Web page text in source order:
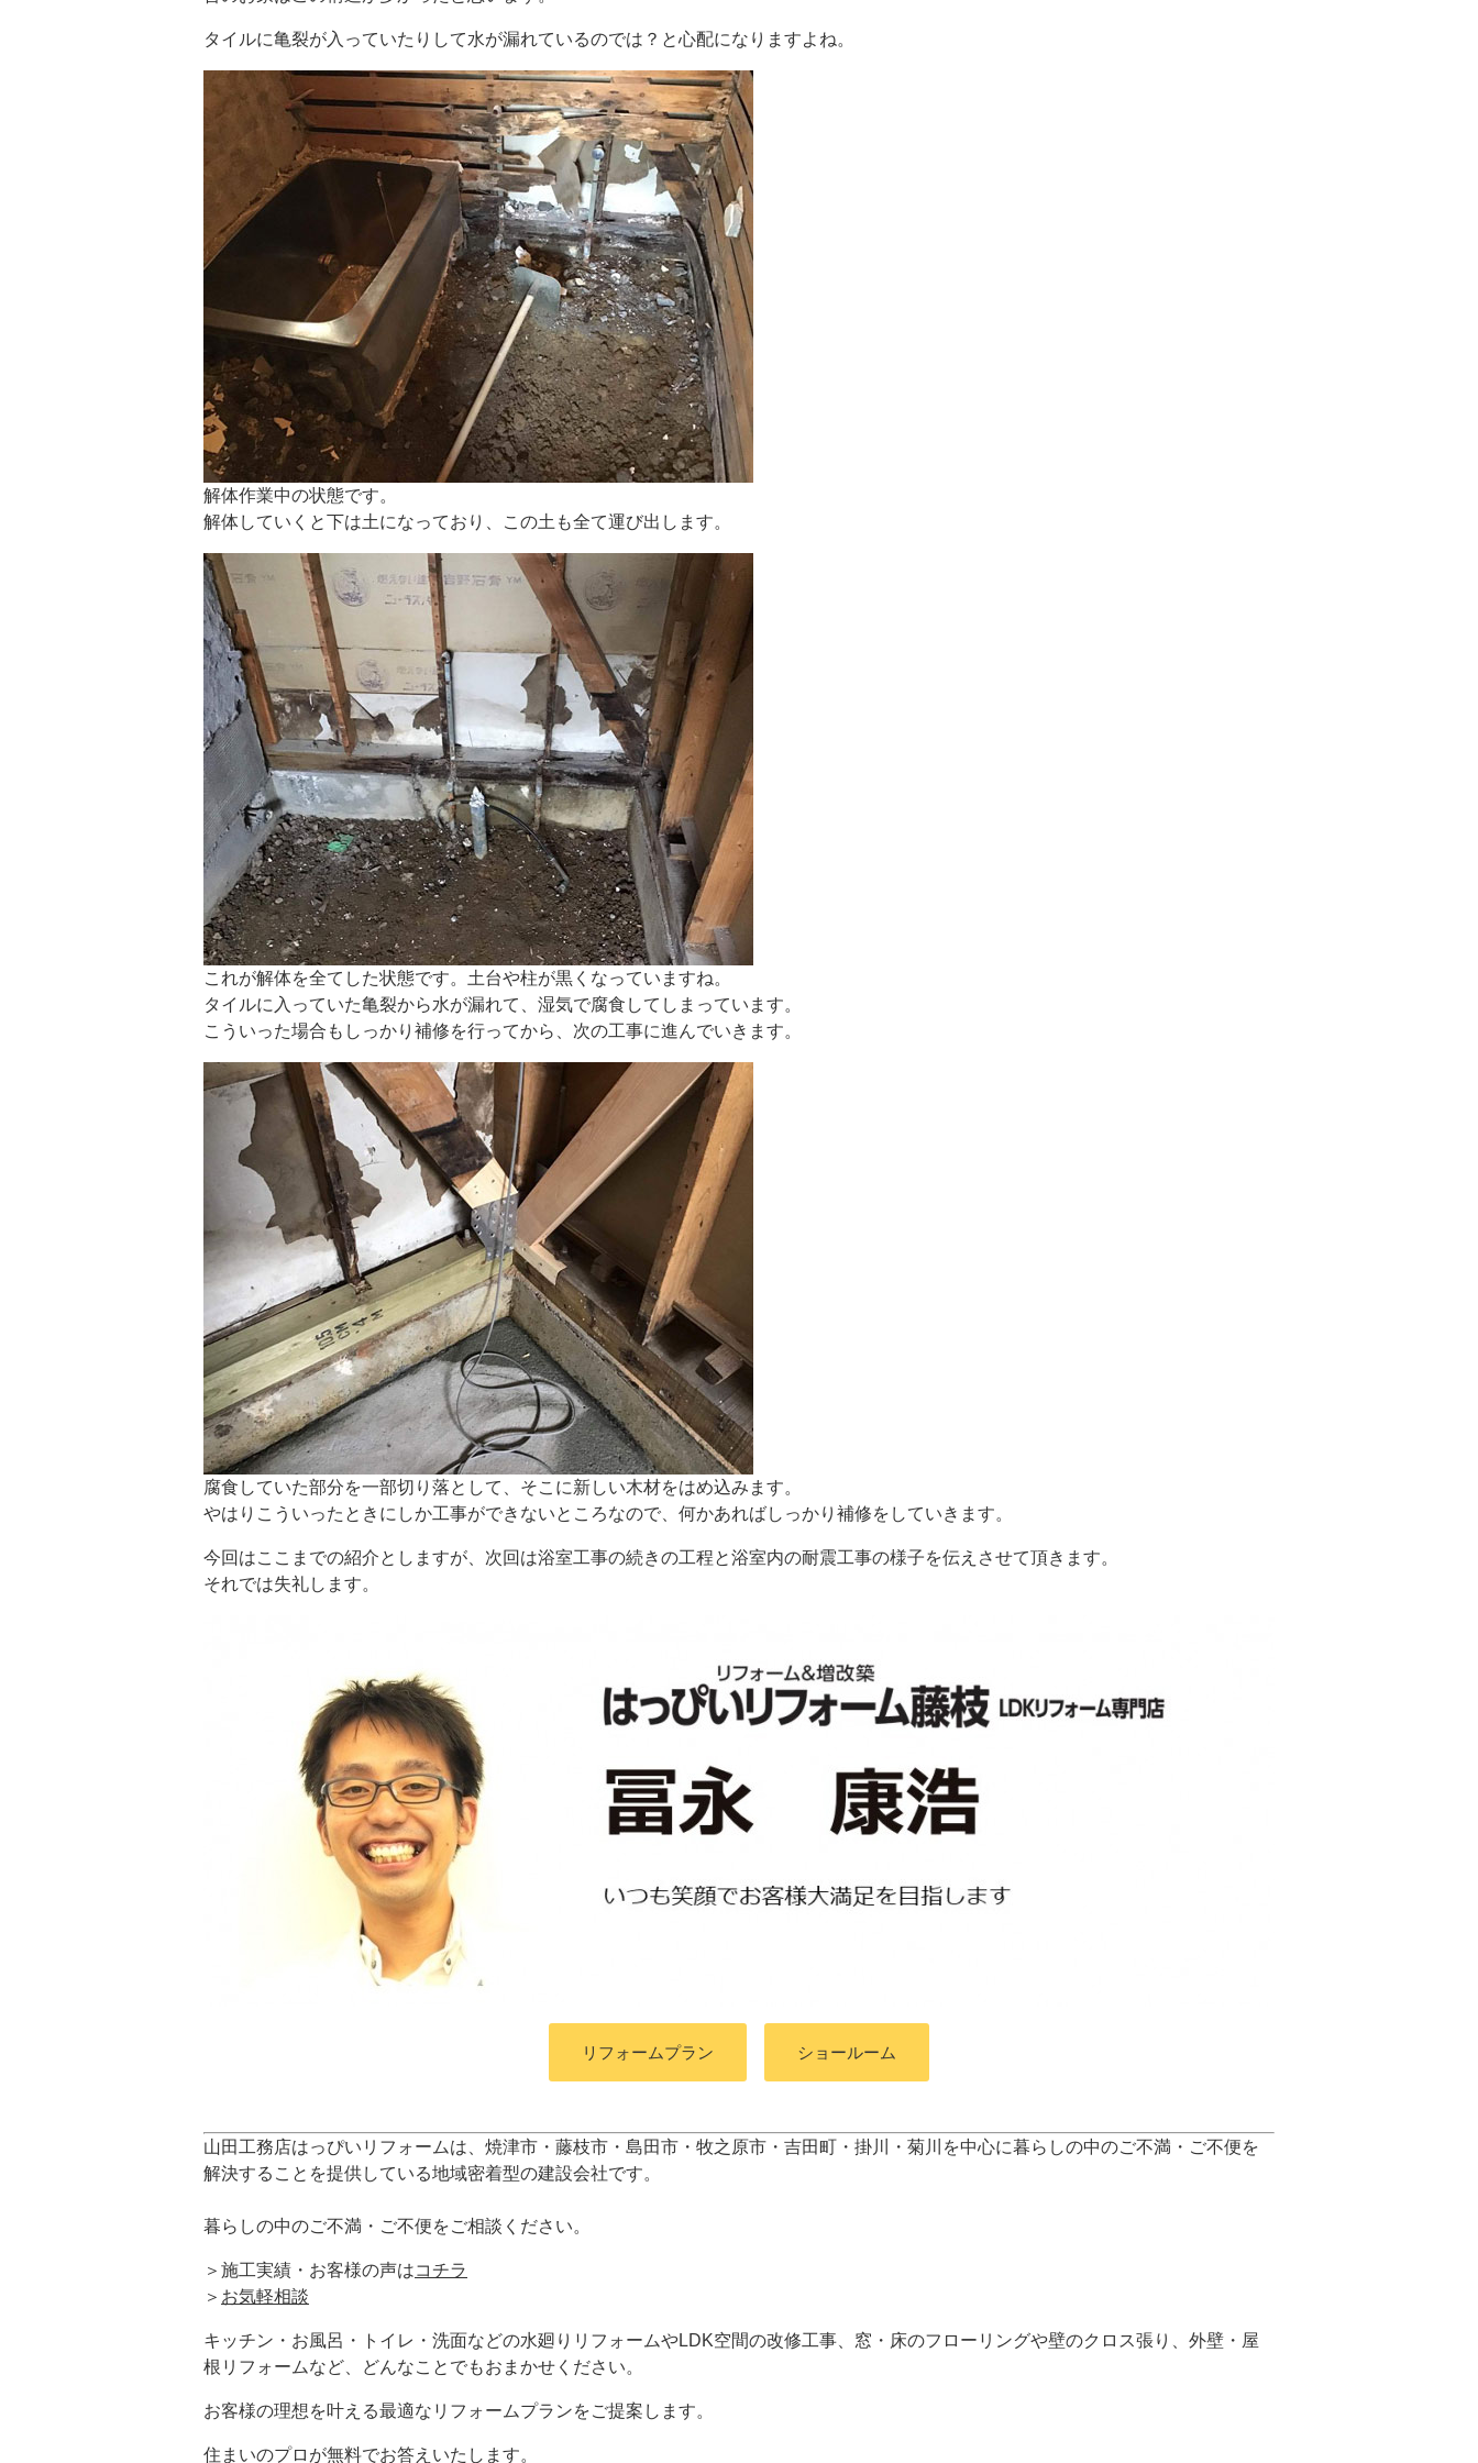
タイルに亀裂が入っていたりして水が漏れているのでは？と心配になりますよね。
解体作業中の状態です。
解体していくと下は土になっており、この土も全て運び出します。
これが解体を全てした状態です。土台や柱が黒くなっていますね。
タイルに入っていた亀裂から水が漏れて、湿気で腐食してしまっています。
こういった場合もしっかり補修を行ってから、次の工事に進んでいきます。
腐食していた部分を一部切り落として、そこに新しい木材をはめ込みます。
やはりこういったときにしか工事ができないところなので、何かあればしっかり補修をしていきます。
今回はここまでの紹介としますが、次回は浴室工事の続きの工程と浴室内の耐震工事の様子を伝えさせて頂きます。
それでは失礼します。
リフォームプラン ショールーム
山田工務店はっぴいリフォームは、焼津市・藤枝市・島田市・牧之原市・吉田町 ・掛川・菊川
を中心に暮らしの中のご不満・ご不便を
解決することを提供している地域密着型の建設会社です。
暮らしの中のご不満・ご不便をご相談ください。
＞施工実績・お客様の声はコチラ
＞ お気軽相談
キッチン・お風呂・トイレ・洗面などの水廻りリフォームやLDK空間の改修工事、窓・床のフローリングや壁のクロス張り、外壁・屋
根リフォームなど、どんなことでもおまかせください。
お客様の理想を叶える最適なリフォームプランをご提案します。
住まいのプロが無料でお答えいたします。